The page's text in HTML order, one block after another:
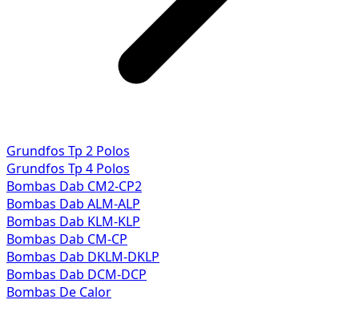
Grundfos Tp 2 Polos
Grundfos Tp 4 Polos
Bombas Dab CM2-CP2
Bombas Dab ALM-ALP
Bombas Dab KLM-KLP
Bombas Dab CM-CP
Bombas Dab DKLM-DKLP
Bombas Dab DCM-DCP
Bombas De Calor